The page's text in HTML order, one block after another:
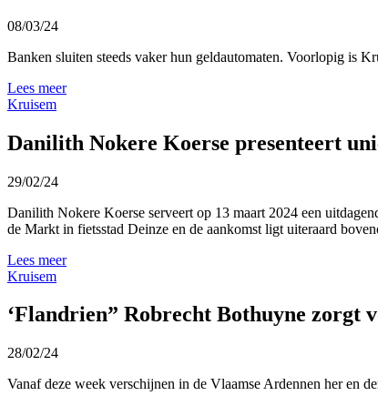
08/03/24
Banken sluiten steeds vaker hun geldautomaten. Voorlopig is
Lees meer
Kruisem
Danilith Nokere Koerse presenteert
29/02/24
Danilith Nokere Koerse serveert op 13 maart 2024 een
de Markt in fietsstad Deinze en de aankomst ligt uiteraard
Lees meer
Kruisem
‘Flandrien” Robrecht Bothuyne zorgt
28/02/24
Vanaf deze week verschijnen in de Vlaamse Ardennen her en